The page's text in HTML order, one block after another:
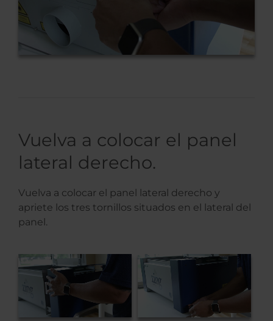
Vuelva a colocar el panel
lateral derecho.
Vuelva a colocar el panel lateral derecho y
apriete los tres tornillos situados en el lateral del
panel.